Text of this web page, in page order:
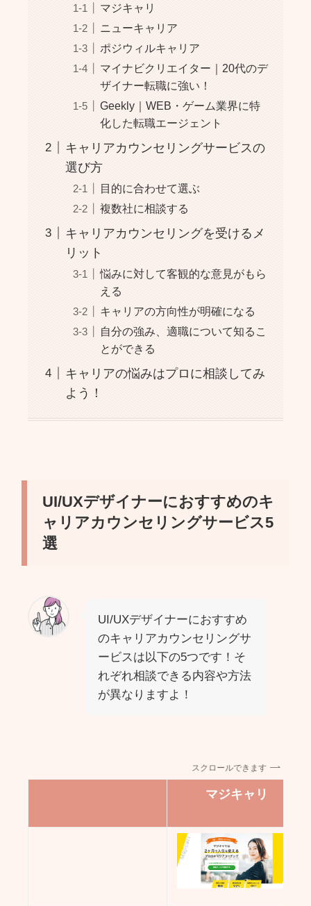
マジキャリ
ニューキャリア
ポジウィルキャリア
マイナビクリエイター｜20代のデ
ザイナー転職に強い！
Geekly｜WEB・ゲーム業界に特
化した転職エージェント
キャリアカウンセリングサービスの
選び方
目的に合わせて選ぶ
複数社に相談する
キャリアカウンセリングを受けるメ
リット
悩みに対して客観的な意見がもら
える
キャリアの方向性が明確になる
自分の強み、適職について知るこ
とができる
キャリアの悩みはプロに相談してみ
よう！
UI/UXデザイナーにおすすめのキ
ャリアカウンセリングサービス5
選
UI/UXデザイナーにおすすめ
のキャリアカウンセリングサ
ービスは以下の5つです！そ
れぞれ相談できる内容や方法
が異なりますよ！
スクロールできます
マジキャリ